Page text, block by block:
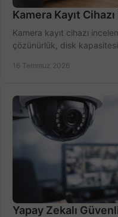
Kamera Kayıt
Kamera kayıt cihazı
çözünürlük, disk
16 Temmuz 2026
Yapay Zekalı